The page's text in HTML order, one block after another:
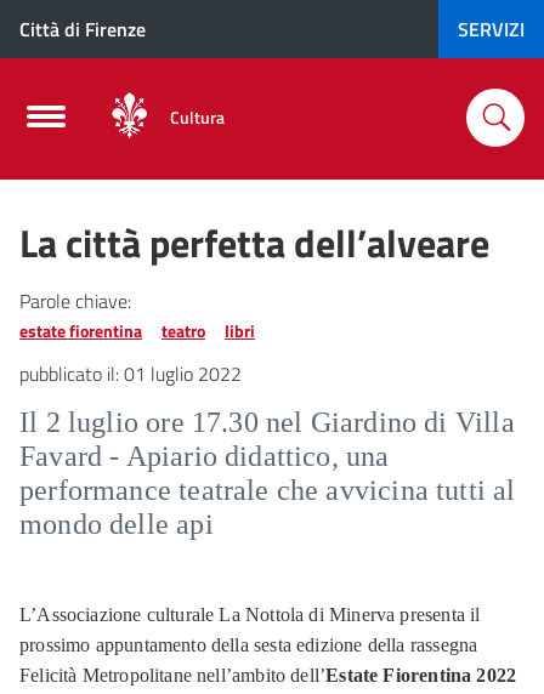
Città di Firenze SERVIZI
Cultura
La città perfetta dell’alveare
Parole chiave:
estate fiorentina teatro libri
pubblicato il:01 luglio 2022
Il 2 luglio ore 17.30 nel Giardino di Villa
Favard - Apiario didattico, una
performance teatrale che avvicina tutti al
mondo delle api
L’Associazione culturale La Nottola di Minerva presenta il
prossimo appuntamento della sesta edizione della rassegna
Felicità Metropolitane nell’ambito dell’Estate Fiorentina 2022